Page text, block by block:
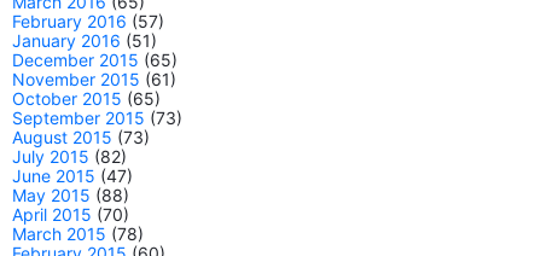
February 2016 (57)
January 2016 (51)
December 2015 (65)
November 2015 (61)
October 2015 (65)
September 2015 (73)
August 2015 (73)
July 2015 (82)
June 2015 (47)
May 2015 (88)
April 2015 (70)
March 2015 (78)